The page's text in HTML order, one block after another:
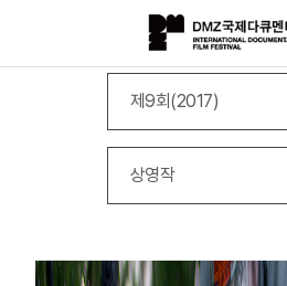
제9회(2017)
상영작